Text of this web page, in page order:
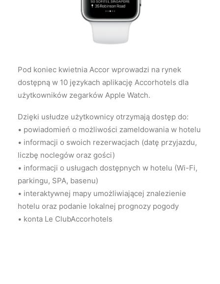
Pod koniec kwietnia Accor wprowadzi na rynek
dostępną w 10 językach aplikację Accorhotels dla
użytkowników zegarków Apple Watch.
Dzięki usłudze użytkownicy otrzymają dostęp do:
• powiadomień o możliwości zameldowania w hotelu
• informacji o swoich rezerwacjach (datę przyjazdu,
liczbę noclegów oraz gości)
• informacji o usługach dostępnych w hotelu (Wi-Fi,
parkingu, SPA, basenu)
• interaktywnej mapy umożliwiającej znalezienie
hotelu oraz podanie lokalnej prognozy pogody
• konta Le ClubAccorhotels